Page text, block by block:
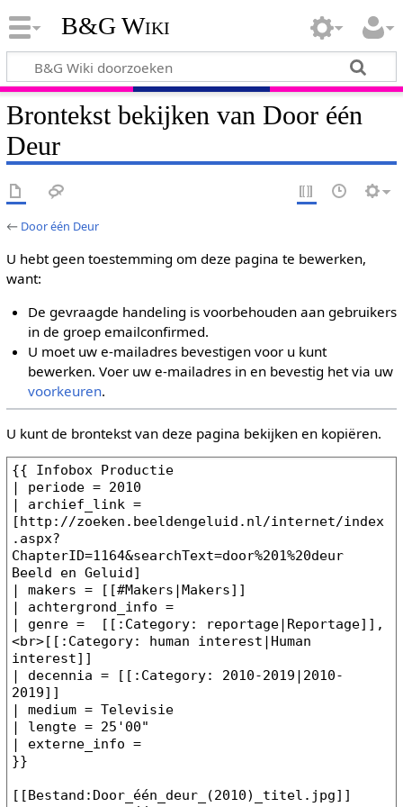
B&G Wiki
Brontekst bekijken van Door één
Deur
← Door één Deur
U hebt geen toestemming om deze pagina te bewerken,
want:
De gevraagde handeling is voorbehouden aan gebruikers
in de groep emailconfirmed.
U moet uw e-mailadres bevestigen voor u kunt
bewerken. Voer uw e-mailadres in en bevestig het via uw
voorkeuren.
U kunt de brontekst van deze pagina bekijken en kopiëren.